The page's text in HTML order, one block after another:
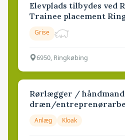
Elevplads tilbydes ved
Trainee placement
Grise
6950, Ringkøbing
Rørlægger /
dræn/
Anlæg Kloak